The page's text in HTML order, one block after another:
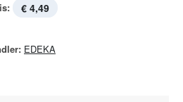
€ 4,49
EDEKA